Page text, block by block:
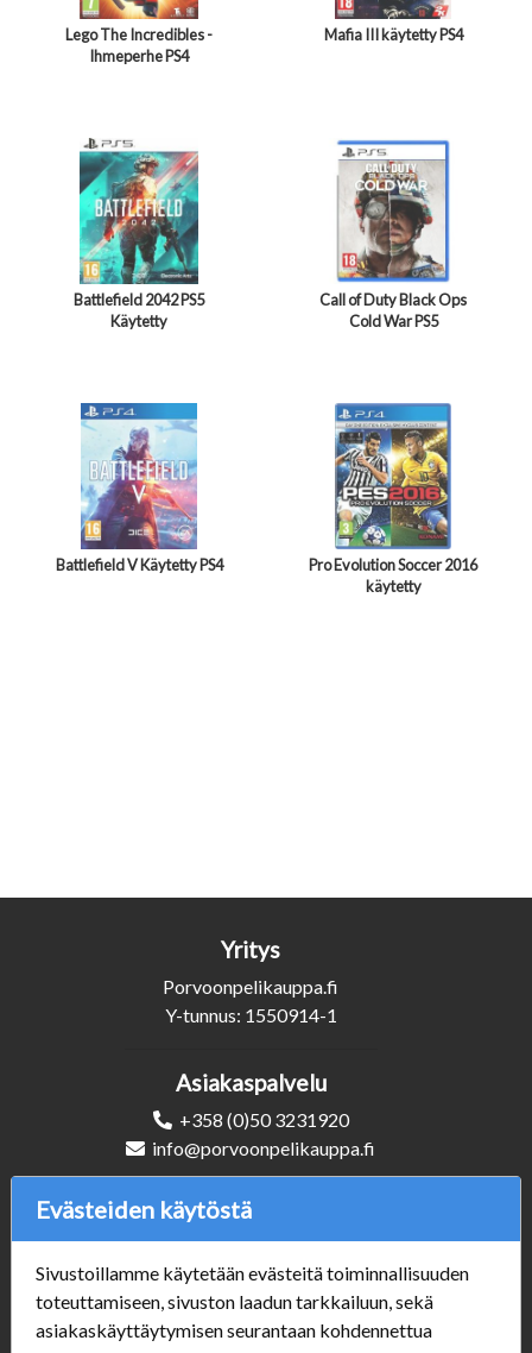
Lego The Incredibles -
Ihmeperhe PS4
Mafia III käytetty PS4
Battlefield 2042 PS5
Käytetty
Call of Duty Black Ops
Cold War PS5
Battlefield V Käytetty PS4
Pro Evolution Soccer 2016
käytetty
Yritys
Porvoonpelikauppa.fi
Y-tunnus: 1550914-1
Asiakaspalvelu
+358 (0)50 3231920
info@porvoonpelikauppa.fi
Verkkokauppa
Seuraa Meitä
Evästeiden käytöstä
Sivustoillamme käytetään evästeitä toiminnallisuuden
toteuttamiseen, sivuston laadun tarkkailuun, sekä
asiakaskäyttäytymisen seurantaan kohdennettua